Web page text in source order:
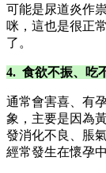
可能是尿道炎作
咪，這也是很正
了。
4. 食欲不振、吃
通常會害喜、有
象，主要是因為
發消化不良、脹
經常發生在懷孕